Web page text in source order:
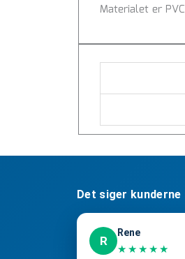
Materialet er PVC
Det siger kunderne
R
Rene
★★★★★